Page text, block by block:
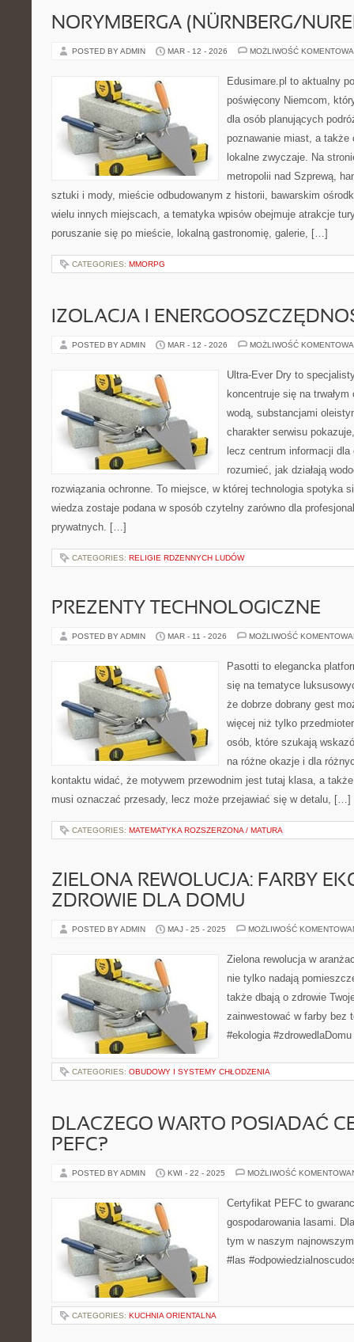
NORYMBERGA (NÜRNBERG/
POSTED BY ADMIN MAR - 12 - 2026 MOŻLIWOŚĆ
Edusimare.pl to aktualny
poświęcony Niemcom,
dla osób planujących
poznawanie miast, a
lokalne zwyczaje. Na
metropolii nad Szprewą,
sztuki i mody, mieście odbudowanym z historii, bawarskim
wielu innych miejscach, a tematyka wpisów obejmuje atrakcje
poruszanie się po mieście, lokalną gastronomię, galerie, […]
CATEGORIES: MMORPG
IZOLACJA I
POSTED BY ADMIN MAR - 12 - 2026 MOŻLIWOŚĆ
Ultra-Ever Dry to
koncentruje się na trwałym
wodą, substancjami
charakter serwisu
lecz centrum informacji
rozumieć, jak działają
rozwiązania ochronne. To miejsce, w której technologia spotyka
wiedza zostaje podana w sposób czytelny zarówno dla
prywatnych. […]
CATEGORIES: RELIGIE RDZENNYCH LUDÓW
PREZENTY TECHNOLOGICZNE
POSTED BY ADMIN MAR - 11 - 2026 MOŻLIWOŚĆ
Pasotti to elegancka
się na tematyce
że dobrze dobrany gest
więcej niż tylko
osób, które szukają
na różne okazje i dla
kontaktu widać, że motywem przewodnim jest tutaj klasa, a
musi oznaczać przesady, lecz może przejawiać się w detalu, […]
CATEGORIES: MATEMATYKA ROZSZERZONA / MATURA
ZIELONA REWOLUCJA: FARBY
ZDROWIE DLA DOMU
POSTED BY ADMIN MAJ - 25 - 2025 MOŻLIWOŚĆ
Zielona rewolucja w
nie tylko nadają
także dbają o zdrowie
zainwestować w farby bez
#ekologia
CATEGORIES: OBUDOWY I SYSTEMY CHŁODZENIA
DLACZEGO WARTO POSIADAĆ
PEFC?
POSTED BY ADMIN KWI - 22 - 2025 MOŻLIWOŚĆ
Certyfikat PEFC to
gospodarowania lasami.
tym w naszym
#las
CATEGORIES: KUCHNIA ORIENTALNA